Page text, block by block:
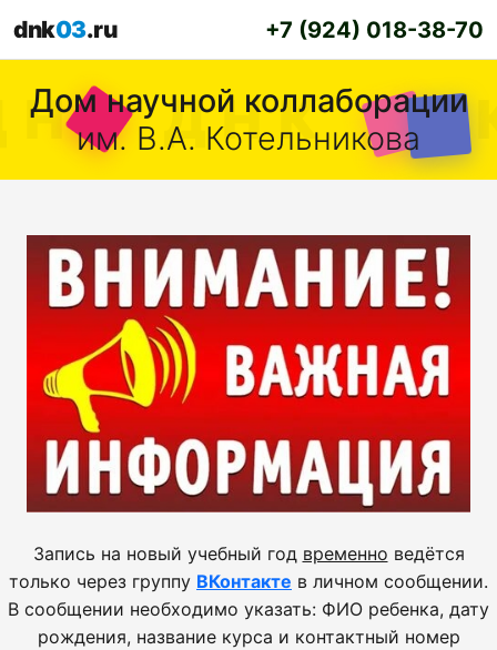
dnk03.ru +7 (924) 018-38-70
Дом научной коллаборации
им. В.А. Котельникова
Запись на новый учебный год временно ведётся
только через группу ВКонтакте в личном сообщении.
В сообщении необходимо указать: ФИО ребенка, дату
рождения, название курса и контактный номер